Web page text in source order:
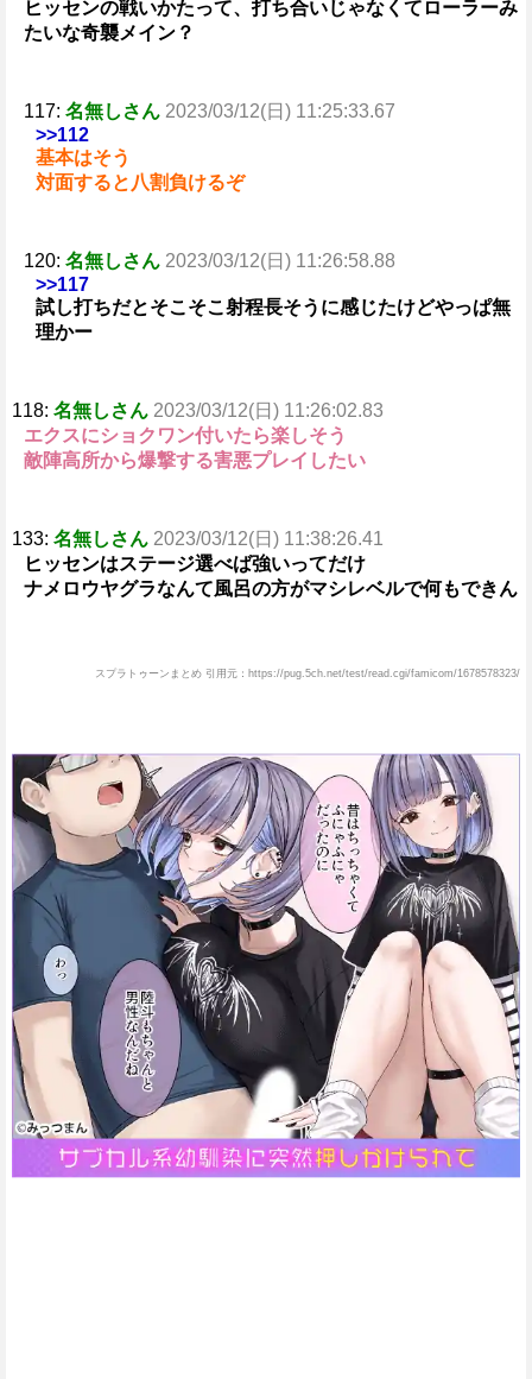
ヒッセンの戦いかたって、打ち合いじゃなくてローラーみ
たいな奇襲メイン？
117: 名無しさん 2023/03/12(日) 11:25:33.67
>>112
基本はそう
対面すると八割負けるぞ
120: 名無しさん 2023/03/12(日) 11:26:58.88
>>117
試し打ちだとそこそこ射程長そうに感じたけどやっぱ無
理かー
118: 名無しさん 2023/03/12(日) 11:26:02.83
エクスにショクワン付いたら楽しそう
敵陣高所から爆撃する害悪プレイしたい
133: 名無しさん 2023/03/12(日) 11:38:26.41
ヒッセンはステージ選べば強いってだけ
ナメロウヤグラなんて風呂の方がマシレベルで何もできん
スプラトゥーンまとめ 引用元：https://pug.5ch.net/test/read.cgi/famicom/1678578323/